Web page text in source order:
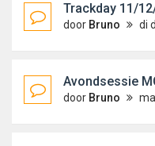
Trackday 11/
door Bruno di dec
Avondsessie
door Bruno ma okt